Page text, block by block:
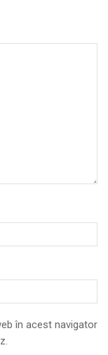
în acest navigator